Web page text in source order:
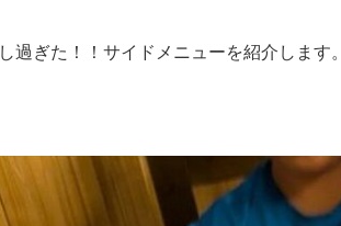
過ぎた！！サイドメニューを紹介します。